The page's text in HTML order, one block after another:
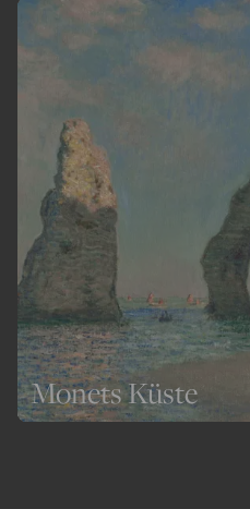
Monets Küste